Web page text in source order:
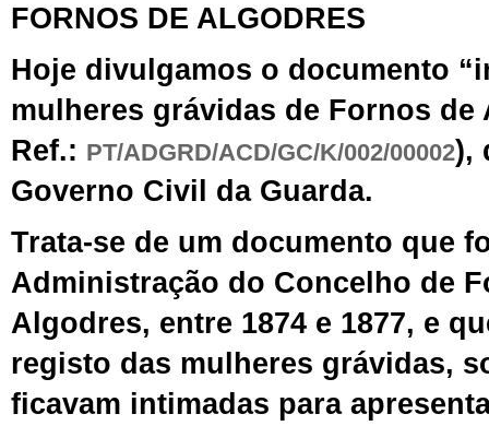
FORNOS DE ALGODRES
Hoje divulgamos o documento
mulheres grávidas de Fornos
Ref.: PT/ADGRD/ACD/GC/K/002/00002),
Governo Civil da Guarda.
Trata-se de um documento que
Administração do Concelho de
Algodres, entre 1874 e 1877, e
registo das mulheres grávidas,
ficavam intimadas para